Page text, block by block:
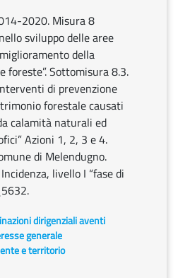
2020. Misura 8
sviluppo delle aree
della
foreste”. Sottomisura 8.3.
di prevenzione
forestale causati
calamità naturali ed
Azioni 1, 2, 3 e 4.
di Melendugno.
livello I “fase di
dirigenziali aventi
generale
e territorio